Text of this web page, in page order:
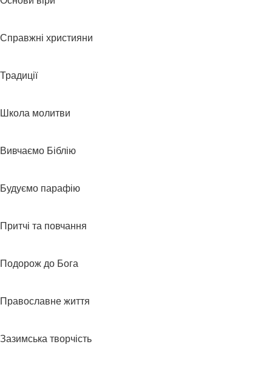
Справжні християни
Традиції
Школа молитви
Вивчаємо Біблію
Будуємо парафію
Притчі та повчання
Подорож до Бога
Православне життя
Зазимська творчість